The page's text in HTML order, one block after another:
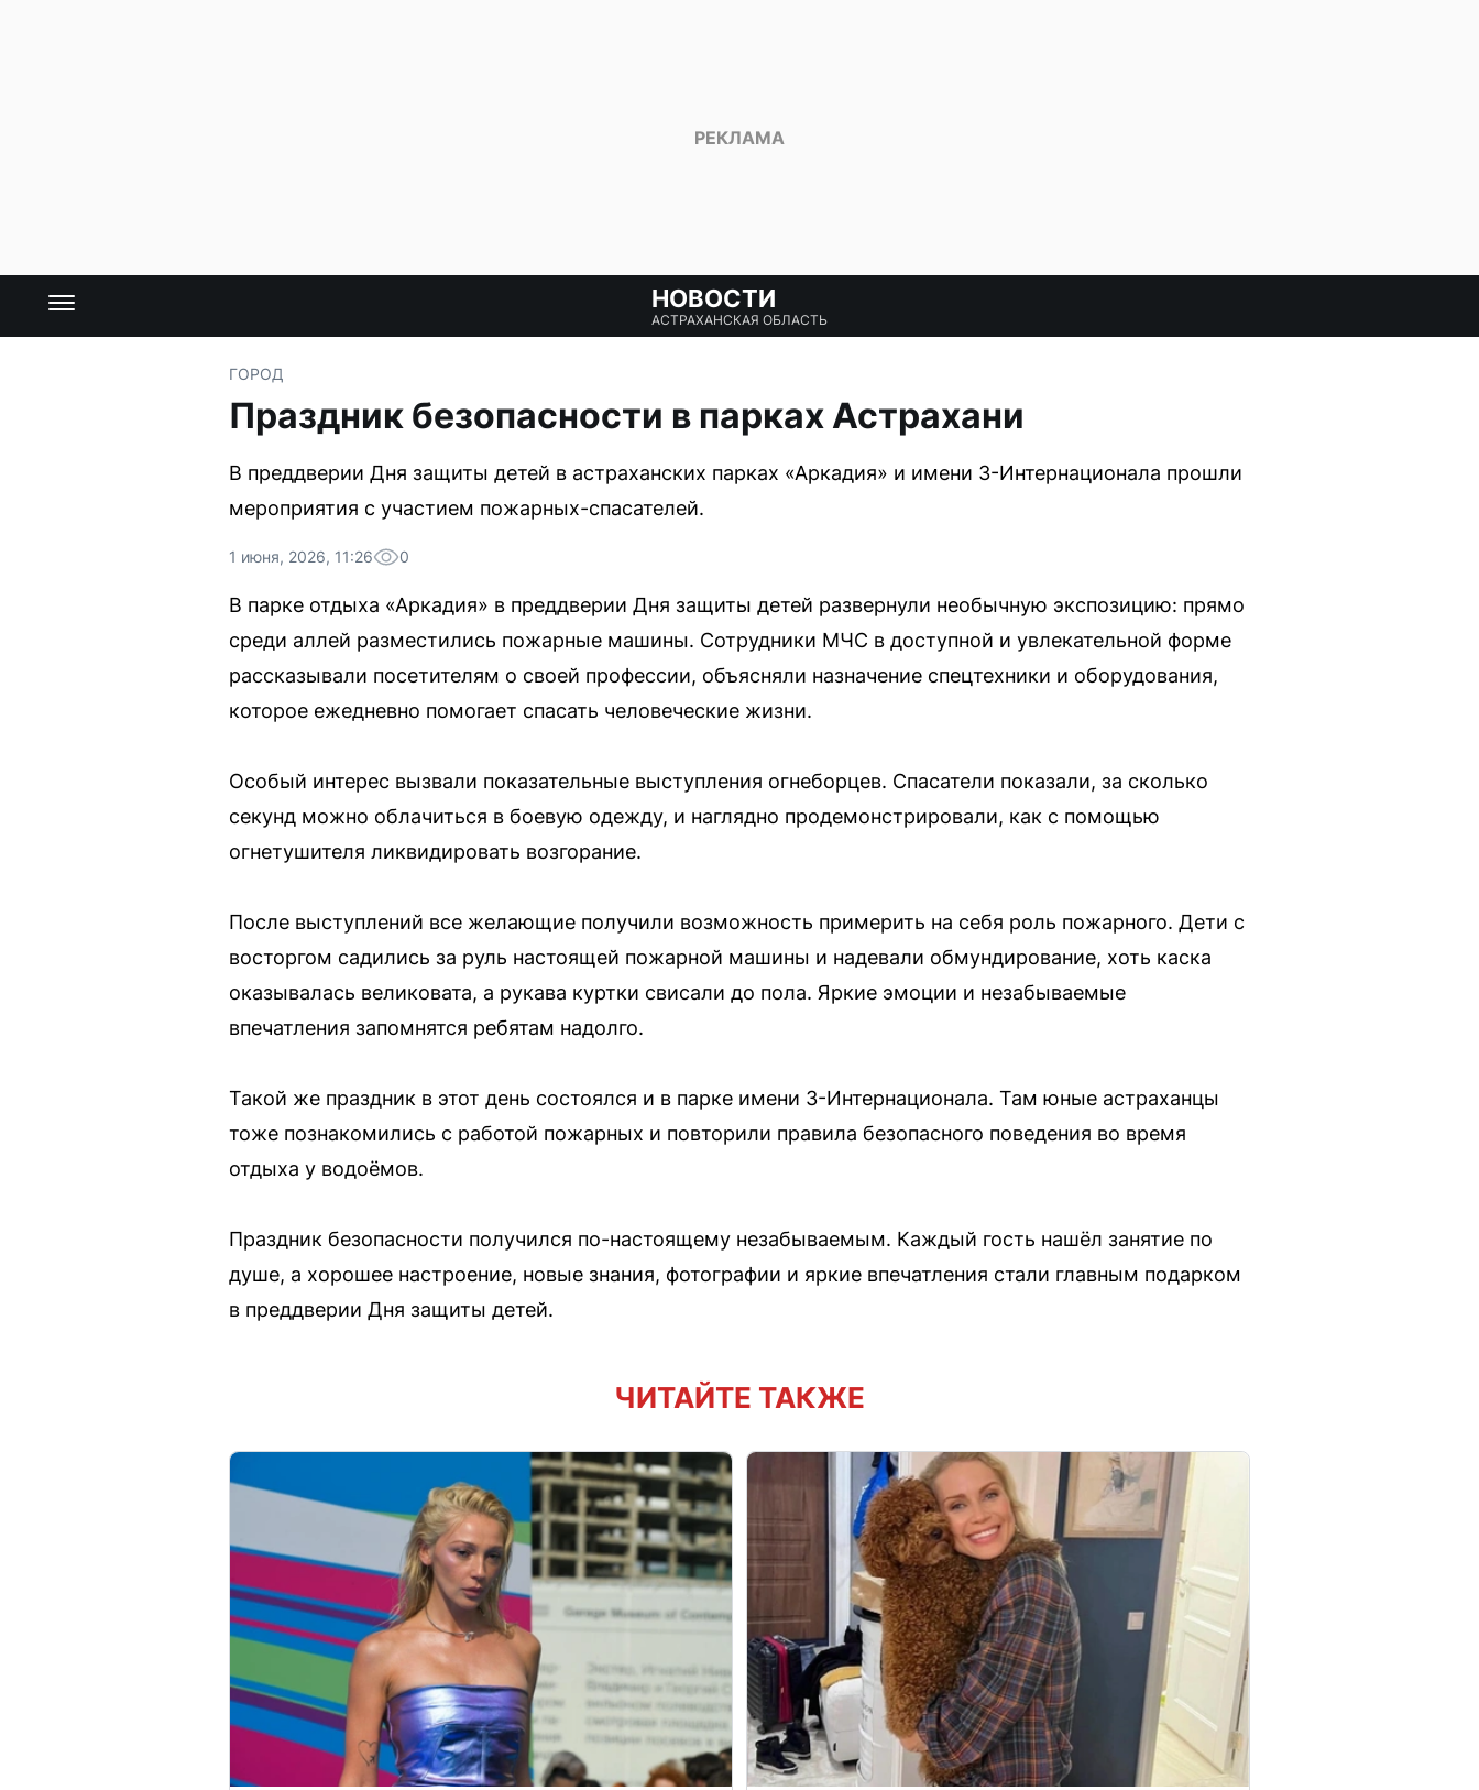
НОВОСТИ
АСТРАХАНСКАЯ ОБЛАСТЬ
ГОРОД
Праздник безопасности в парках Астрахани
В преддверии Дня защиты детей в астраханских парках «Аркадия» и имени 3-Интернационала прошли
мероприятия с участием пожарных-спасателей.
1 июня, 2026, 11:26 0
В парке отдыха «Аркадия» в преддверии Дня защиты детей развернули необычную экспозицию: прямо
среди аллей разместились пожарные машины. Сотрудники МЧС в доступной и увлекательной форме
рассказывали посетителям о своей профессии, объясняли назначение спецтехники и оборудования,
которое ежедневно помогает спасать человеческие жизни.
Особый интерес вызвали показательные выступления огнеборцев. Спасатели показали, за сколько
секунд можно облачиться в боевую одежду, и наглядно продемонстрировали, как с помощью
огнетушителя ликвидировать возгорание.
После выступлений все желающие получили возможность примерить на себя роль пожарного. Дети с
восторгом садились за руль настоящей пожарной машины и надевали обмундирование, хоть каска
оказывалась великовата, а рукава куртки свисали до пола. Яркие эмоции и незабываемые
впечатления запомнятся ребятам надолго.
Такой же праздник в этот день состоялся и в парке имени 3-Интернационала. Там юные астраханцы
тоже познакомились с работой пожарных и повторили правила безопасного поведения во время
отдыха у водоёмов.
Праздник безопасности получился по-настоящему незабываемым. Каждый гость нашёл занятие по
душе, а хорошее настроение, новые знания, фотографии и яркие впечатления стали главным подарком
в преддверии Дня защиты детей.
ЧИТАЙТЕ ТАКЖЕ